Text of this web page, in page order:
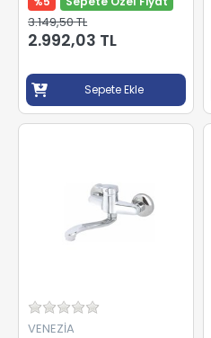
3.149,50 TL
2.992,03 TL
Sepete Ekle
VENEZİA